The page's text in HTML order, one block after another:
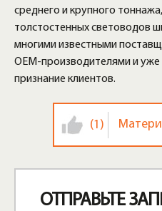
среднего и крупного
толстостенных световодов
многими известными
OEM-производителями и
признание клиентов.
(1)
ОТПРАВЬТЕ